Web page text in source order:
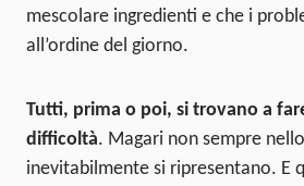
mescolare ingredienti e che i
all’ordine del giorno.
Tutti, prima o poi, si trovano a
difficoltà. Magari non sempre
inevitabilmente si ripresentano. E